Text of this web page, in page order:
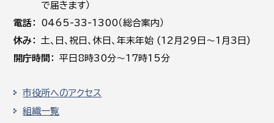
で届きます）
電話
0465-33-1300（総合案内）
休み
土､日､祝日、休日、年末年始 (12月29日～1月3日)
開庁時間
平日8時30分～17時15分
市役所へのアクセス
組織一覧